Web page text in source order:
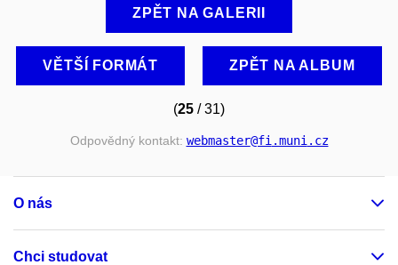
ZPĚT NA GALERII
VĚTŠÍ FORMÁT ZPĚT NA ALBUM
(25 / 31)
Odpovědný kontakt: webmaster@fi.muni.cz
O nás
Chci studovat